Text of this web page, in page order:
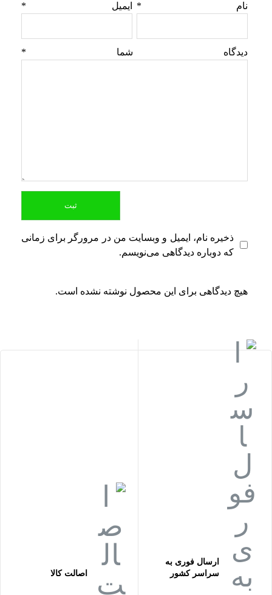
دیدگاه شما
نام ایمیل
ذخیره نام، ایمیل و وبسایت من در مرورگر برای زمانی
که دوباره دیدگاهی می‌نویسم.
هیچ دیدگاهی برای این محصول نوشته نشده است.
ارسال فوری به
سراسر کشور
اصالت کالا